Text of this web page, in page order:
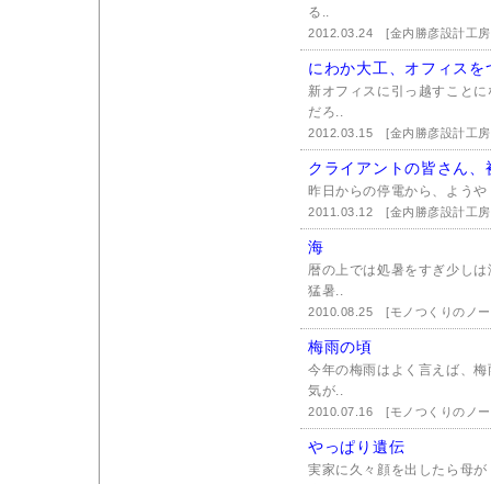
る..
2012.03.24[金内勝彦設計工
にわか大工、オフィスを
新オフィスに引っ越すこと
だろ..
2012.03.15[金内勝彦設計工
クライアントの皆さん
昨日からの停電から、よう
2011.03.12[金内勝彦設計工
海
暦の上では処暑をすぎ少し
猛暑..
2010.08.25[モノつくりのノ
梅雨の頃
今年の梅雨はよく言えば、
気が..
2010.07.16[モノつくりのノ
やっぱり遺伝
実家に久々顔を出したら母